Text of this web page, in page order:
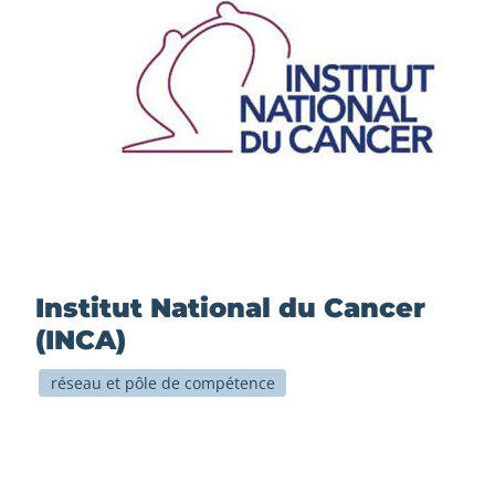
Institut National du Cancer
(INCA)
réseau et pôle de compétence